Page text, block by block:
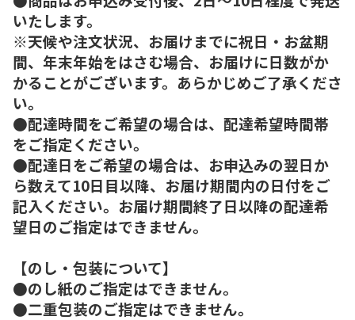
いたします。
※天候や注文状況、お届けまでに祝日・お盆期
間、年末年始をはさむ場合、お届けに日数がか
かることがございます。あらかじめご了承くださ
い。
●配達時間をご希望の場合は、配達希望時間帯
をご指定ください。
●配達日をご希望の場合は、お申込みの翌日か
ら数えて10日目以降、お届け期間内の日付をご
記入ください。お届け期間終了日以降の配達希
望日のご指定はできません。
【のし・包装について】
●のし紙のご指定はできません。
●二重包装のご指定はできません。